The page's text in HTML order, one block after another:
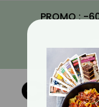
PROMO : -